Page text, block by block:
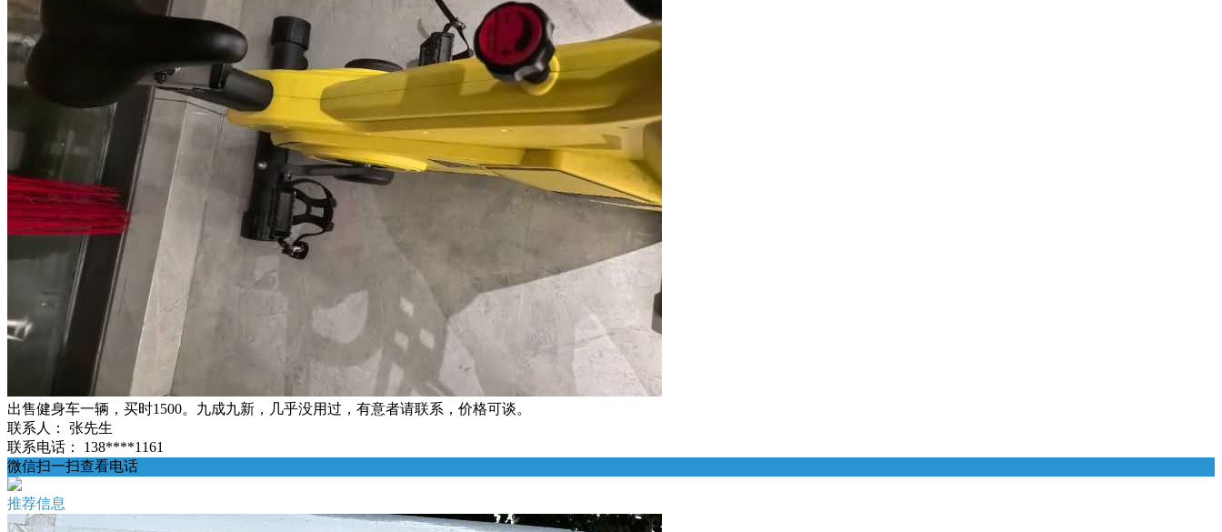
出售健身车一辆，买时1500。九成九新，几乎没用过，有意者请联系，价格可谈。
联系人：
张先生
联系电话：
138****1161
微信扫一扫查看电话
推荐信息